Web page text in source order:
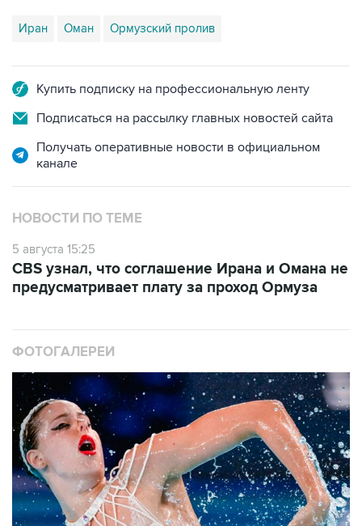
Иран Оман Ормузский пролив
Купить подписку на профессиональную ленту
Подписаться на рассылку главных новостей сайта
Получать оперативные новости в официальном
канале
НОВОСТИ ПО ТЕМЕ
5 августа 15:25
CBS узнал, что соглашение Ирана и Омана не
предусматривает плату за проход Ормуза
ФОТОГАЛЕРЕИ